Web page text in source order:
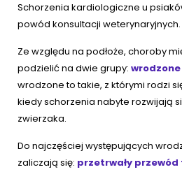
Schorzenia kardiologiczne u
powód konsultacji weterynaryjnych.
Ze względu na podłoże, choroby
podzielić na dwie grupy: wrodzone
wrodzone to takie, z którymi rodzi
kiedy schorzenia nabyte rozwijają
zwierzaka.
Do najczęściej występujących
zaliczają się: przetrwały